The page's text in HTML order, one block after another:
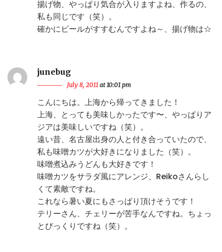
揚げ物、やっぱり気合が入りますよね、作るの、
私も同じです（笑）。
確かにビールがすすむんですよね～、揚げ物は☆
junebug
July 8, 2011 at 10:01 pm
こんにちは。上海から帰ってきました！
上海、とっても美味しかったです〜、やっぱりア
ジアは美味しいですね（笑）。
遠い昔、名古屋出身の人と付き合っていたので、
私も味噌カツが大好きになりました（笑）。
味噌煮込みうどんも大好きです！
味噌カツをサラダ風にアレンジ、Reikoさんらし
くて素敵ですね。
これなら暑い夏にもさっぱり頂けそうです！
テリーさん、チェリーが苦手なんですね。ちょっ
とびっくりですね（笑）。